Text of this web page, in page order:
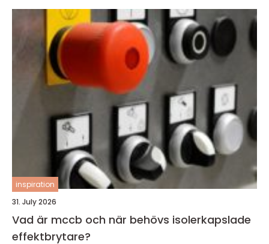
inspiration
31. July 2026
Vad är mccb och när behövs isolerkapslade
effektbrytare?